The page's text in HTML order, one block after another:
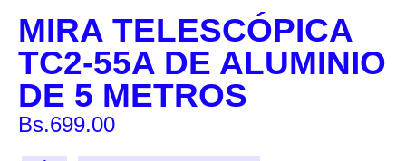
MIRA TELESCÓPICA
TC2-55A DE ALUMINIO
DE 5 METROS
Bs.699.00